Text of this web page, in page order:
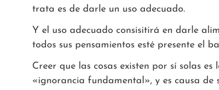
trata es de darle un uso adecuado.
Y el uso adecuado consisitirá en darle
todos sus pensamientos esté presente el
Creer que las cosas existen por sí solas
«ignorancia fundamental», y es causa de